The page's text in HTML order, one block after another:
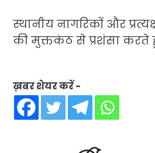
स्थानीय नागरिकों और
की मुक्तकंठ से प्रशंसा करते
ख़बर शेयर करें -